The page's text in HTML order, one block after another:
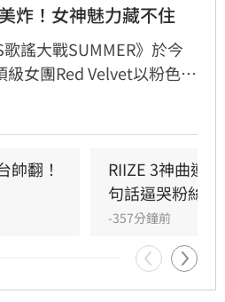
炸！女神魅力藏不住
謠大戰SUMMER》於今
級女團Red Velvet以粉色系
現夏日女王強大氣場。此
合，曲風清爽且具質感。
假感的舞蹈動作，完美詮
夏日氛圍推向最高點。儘
仍憑藉成熟且活潑的
場目光，為粉絲帶來一場
。
帥翻！
RIIZE 3神曲連
句話逼哭粉絲
-357分鐘前